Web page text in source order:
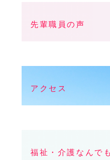
先輩職員の声
アクセス
福祉・介護なんで